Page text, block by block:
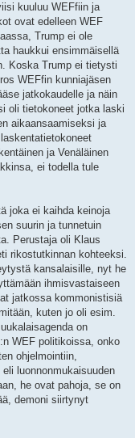
kuuluu WEFfiin ja
ovat edelleen WEF
Trump ei ole
haukkui ensimmäisellä
Koska Trump ei tietysti
WEFfin kunniajäsen
jatkokaudelle ja näin
oli tietokoneet jotka laski
aikaansaamiseksi ja
ja Venäläinen
ei todella tule
joka ei kaihda keinoja
suurin ja tunnetuin
Perustaja oli Klaus
rikostutkinnan kohteeksi.
kansalaisille, nyt he
ihmisvastaiseen
jatkossa kommonistisiä
kuten jo oli esim.
on
WEF politikoissa, onko
ohjelmointiin,
luonnonmukaisuuden
he ovat pahoja, se on
demoni siirtynyt